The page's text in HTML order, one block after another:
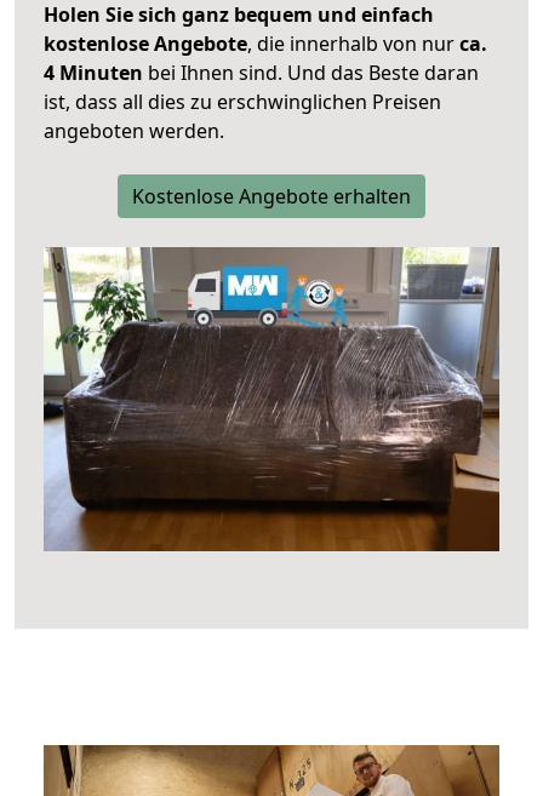
Holen Sie sich ganz bequem und einfach
kostenlose Angebote, die innerhalb von nurca.
4 Minuten bei Ihnen sind. Und das Beste daran
ist, dass all dies zu erschwinglichen Preisen
angeboten werden.
Kostenlose Angebote erhalten